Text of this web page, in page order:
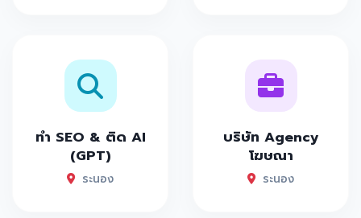
ทำ SEO & ติด AI
(GPT)
ระนอง
บริษัท Agency
โฆษณา
ระนอง